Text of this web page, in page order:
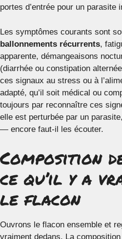
portes d’entrée pour un parasite
Les symptômes courants sont
ballonnements récurrents,
apparente, démangeaisons
(diarrhée ou constipation
ces signaux au stress ou à
adapté, qu’il soit médical ou
toujours par reconnaître ces
elle est perturbée par un
— encore faut-il les écouter.
Composition
ce qu’il y a
le flacon
Ouvrons le flacon ensemble et
vraiment dedans. La